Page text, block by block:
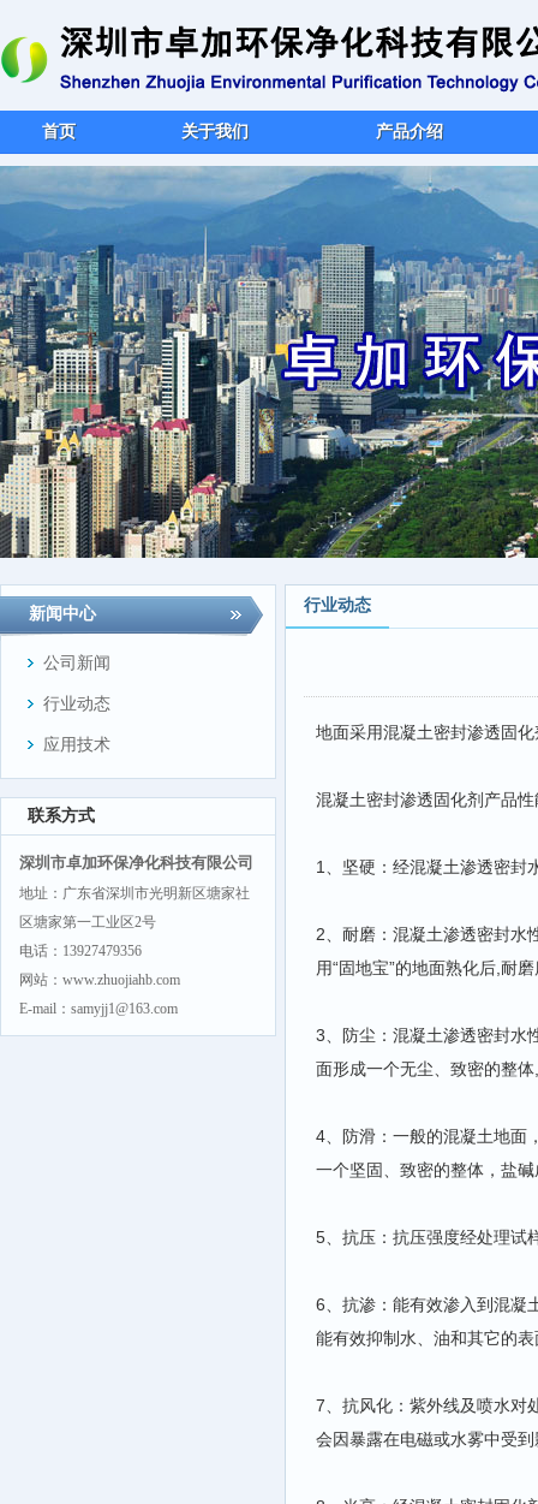
首页 关于我们 产品介绍
新闻中心
公司新闻
行业动态
应用技术
联系方式
深圳市卓加环保净化科技有限公司
地址：广东省深圳市光明新区塘家社
区塘家第一工业区2号
电话：13927479356
网站：www.zhuojiahb.com
E-mail：samyjj1@163.com
行业动态
地面采用混凝土密封渗透固
混凝土密封渗透固化剂产品
1、坚硬：经混凝土渗透密封
2、耐磨：混凝土渗透密封水
用“固地宝”的地面熟化后,耐
3、防尘：混凝土渗透密封水
面形成一个无尘、致密的整
4、防滑：一般的混凝土地面
一个坚固、致密的整体，盐
5、抗压：抗压强度经处理试
6、抗渗：能有效渗入到混凝
能有效抑制水、油和其它的
7、抗风化：紫外线及喷水对
会因暴露在电磁或水雾中受